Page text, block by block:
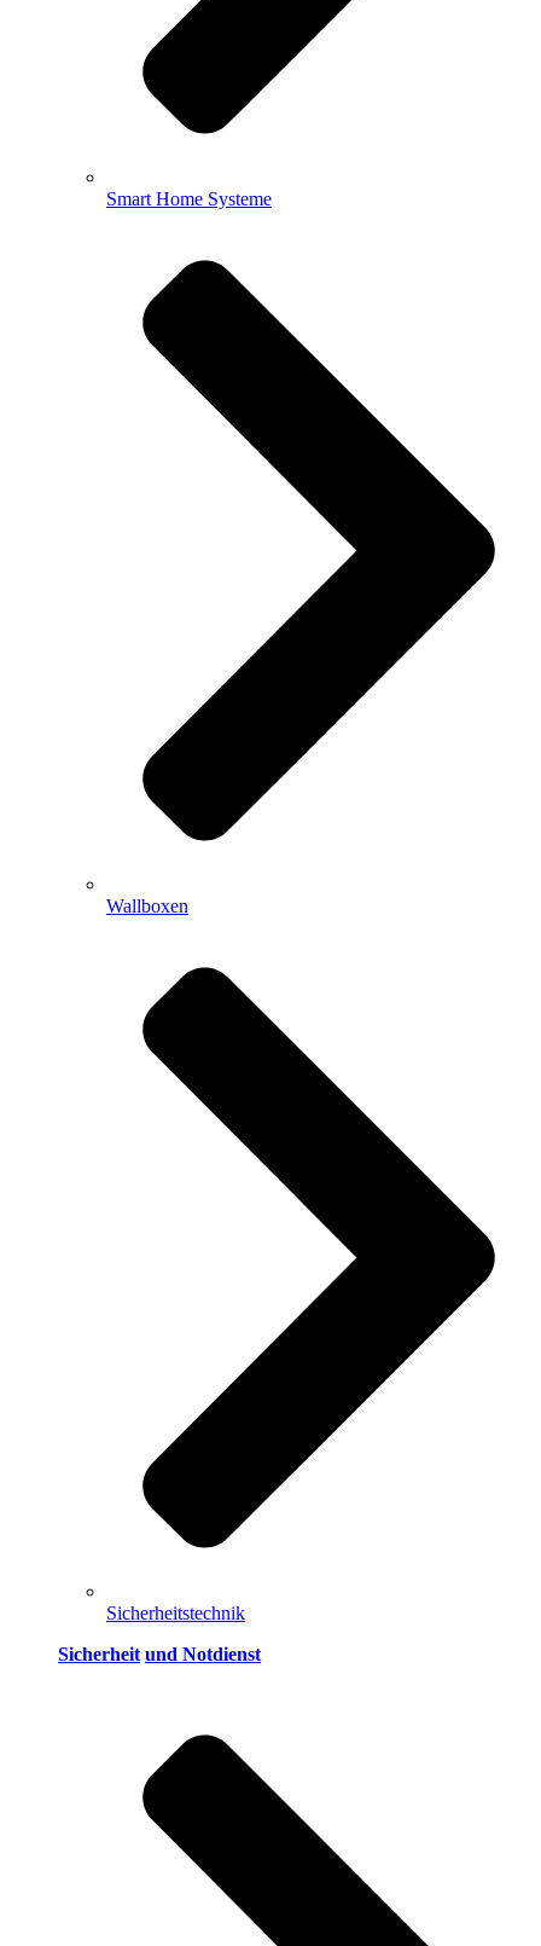
Smart Home Systeme
Wallboxen
Sicherheitstechnik
Sicherheit und Notdienst